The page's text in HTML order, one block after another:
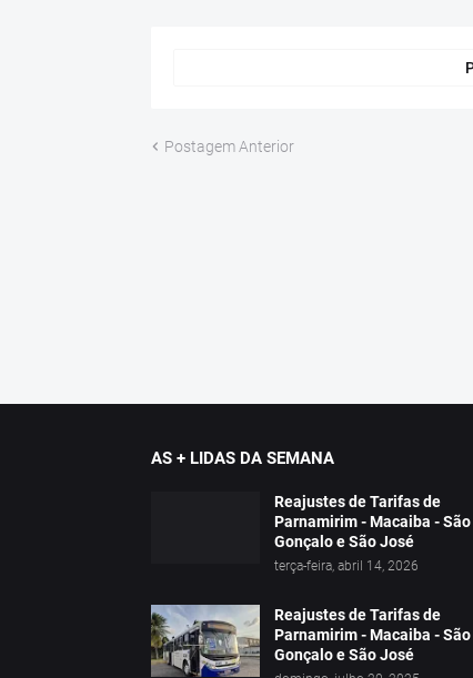
Postagem Anterior
AS + LIDAS DA SEMANA
Reajustes de Tarifas de
Parnamirim - Macaiba - São
Gonçalo e São José
terça-feira, abril 14, 2026
Reajustes de Tarifas de
Parnamirim - Macaiba - São
Gonçalo e São José